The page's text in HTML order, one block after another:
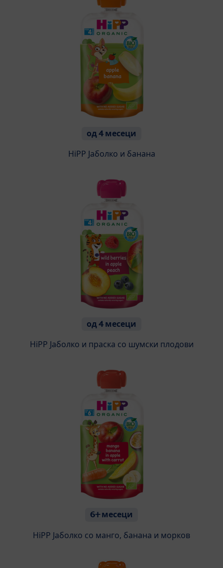
од 4 месеци
HiPP Jаболкo и банана
од 4 месеци
HiPP Јаболко и праска со шумски плодови
6+ месеци
HiPP Јаболко со манго, банана и морков